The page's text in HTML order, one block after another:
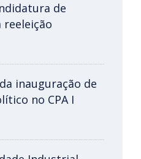
de
reeleição
inauguração de
no CPA I